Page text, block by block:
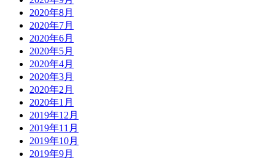
2020年8月
2020年7月
2020年6月
2020年5月
2020年4月
2020年3月
2020年2月
2020年1月
2019年12月
2019年11月
2019年10月
2019年9月